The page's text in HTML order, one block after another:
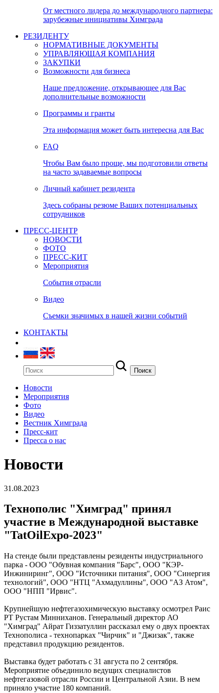
От местного лидера до международного партнера:
зарубежные инициативы Химграда
РЕЗИДЕНТУ
НОРМАТИВНЫЕ ДОКУМЕНТЫ
УПРАВЛЯЮЩАЯ КОМПАНИЯ
ЗАКУПКИ
Возможности для бизнеса
Наше предложение, открывающее для Вас
дополнительные возможности
Программы и гранты
Эта информация может быть интересна для Вас
FAQ
Чтобы Вам было проще, мы подготовили ответы
на часто задаваемые вопросы
Личный кабинет резидента
Здесь собраны резюме Ваших потенциальных
сотрудников
ПРЕСС-ЦЕНТР
НОВОСТИ
ФОТО
ПРЕСС-КИТ
Мероприятия
События отрасли
Видео
Съемки значимых в нашей жизни событий
КОНТАКТЫ
Новости
Мероприятия
Фото
Видео
Вестник Химграда
Пресс-кит
Пресса о нас
Новости
31.08.2023
Технополис "Химград" принял
участие в Международной выставке
"TatOilExpo-2023"
На стенде были представлены резиденты индустриального
парка - ООО "Обувная компания "Барс", ООО "КЭР-
Инжиниринг", ООО "Источники питания", ООО "Синергия
технологий", ООО "НТЦ "Ахмадуллины", ООО "АЗ Атом",
ООО "НПП "Ирвис".
Крупнейшую нефтегазохимическую выставку осмотрел Раис
РТ Рустам Минниханов. Генеральный директор АО
"Химград" Айрат Гиззатуллин рассказал ему о двух проектах
Технополиса - технопарках "Чирчик" и "Джизак", также
представил продукцию резидентов.
Выставка будет работать с 31 августа по 2 сентября.
Мероприятие объединило ведущих специалистов
нефтегазовой отрасли России и Центральной Азии. В нем
приняло участие 180 компаний.